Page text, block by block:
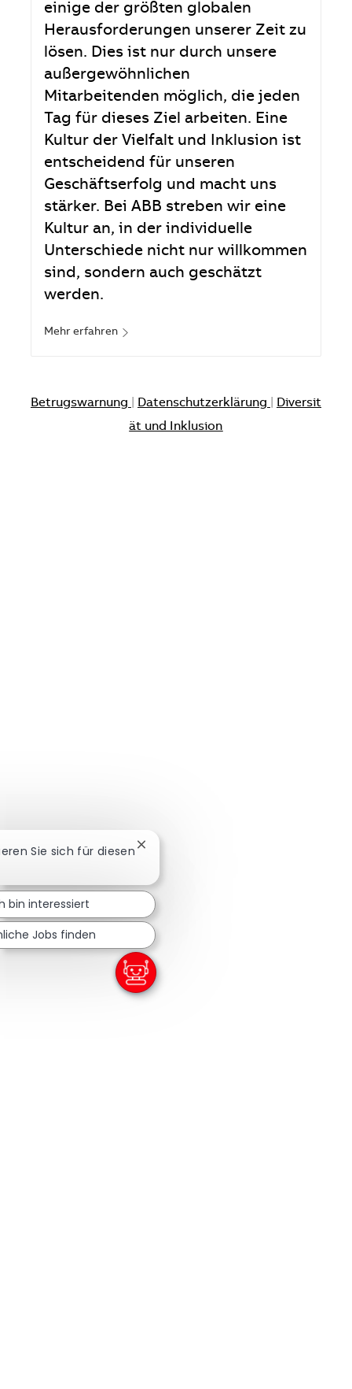
einige der größten globalen
Herausforderungen unserer Zeit zu
lösen. Dies ist nur durch unsere
außergewöhnlichen
Mitarbeitenden möglich, die jeden
Tag für dieses Ziel arbeiten. Eine
Kultur der Vielfalt und Inklusion ist
entscheidend für unseren
Geschäftserfolg und macht uns
stärker. Bei ABB streben wir eine
Kultur an, in der individuelle
Unterschiede nicht nur willkommen
sind, sondern auch geschätzt
werden.
Mehr erfahren
Betrugswarnung Datenschutzerklärung
Diversit
ät und Inklusion
Sie sich für diesen Chatbot-Benachrichtigung schließen
bin interessiert
Jobs finden